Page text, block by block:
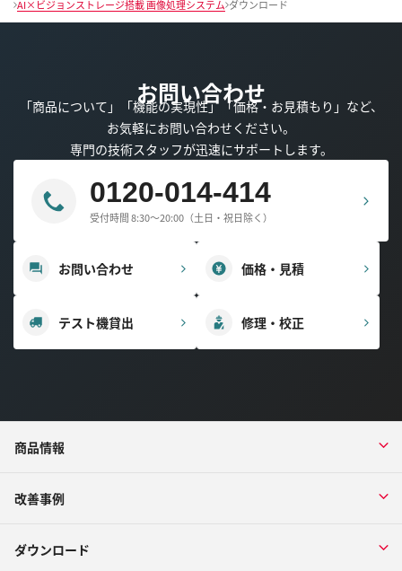
AI×ビジョンストレージ搭載 画像処理システム ダウンロード
お問い合わせ
「商品について」「機能の実現性」「価格・お見積もり」など、
お気軽にお問い合わせください。
専門の技術スタッフが迅速にサポートします。
0120-014-414
受付時間 8:30～20:00（土日・祝日除く）
お問い合わせ 価格・見積
テスト機貸出 修理・校正
商品情報
改善事例
ダウンロード